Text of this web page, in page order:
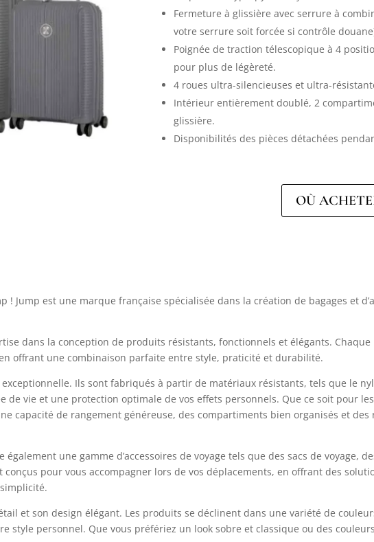
Fermeture à glissière avec serrure à
votre serrure soit forcée si contrôle
Poignée de traction télescopique à 4
pour plus de légèreté.
4 roues ultra-silencieuses et ultra-
Intérieur entièrement doublé, 2
glissière.
Disponibilités des pièces détachées
OÙ
! Jump est une marque française spécialisée dans la création de bagages et
dans la conception de produits résistants, fonctionnels et élégants.
offrant une combinaison parfaite entre style, praticité et durabilité.
Ils sont fabriqués à partir de matériaux résistants, tels que le
vie et une protection optimale de vos effets personnels. Que ce soit pour les
capacité de rangement généreuse, des compartiments bien organisés et
une gamme d’accessoires de voyage tels que des sacs de voyage,
conçus pour vous accompagner lors de vos déplacements, en offrant des
et son design élégant. Les produits se déclinent dans une variété de
style personnel. Que vous préfériez un look sobre et classique ou des